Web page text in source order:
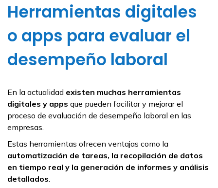
Herramientas digitales
o apps para evaluar el
desempeño laboral
En la actualidad existen muchas herramientas
digitales y apps que pueden facilitar y mejorar el
proceso de evaluación de desempeño laboral en las
empresas.
Estas herramientas ofrecen ventajas como la
automatización de tareas, la recopilación de datos
en tiempo real y la generación de informes y análisis
detallados.